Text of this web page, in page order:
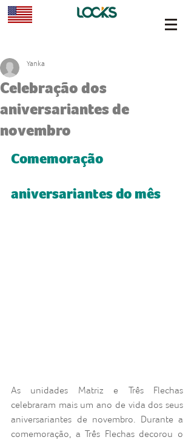
Celebração dos
aniversariantes de
novembro
Yanka
Comemoração
aniversariantes do mês
As unidades Matriz e Três Flechas
celebraram mais um ano de vida dos seus
aniversariantes de novembro. Durante a
comemoração, a Três Flechas decorou o